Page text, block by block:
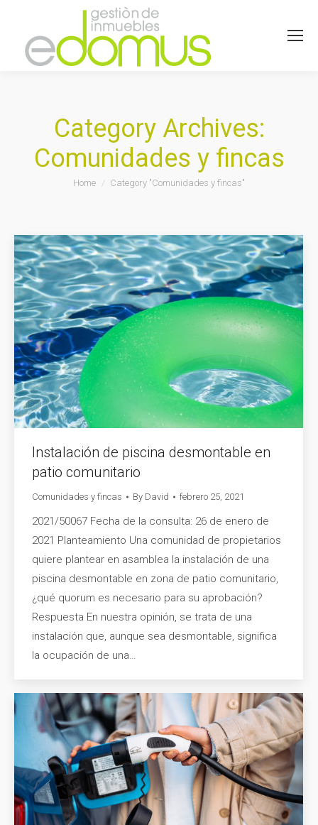
Category Archives:
Comunidades y fincas
You are here:
Home Category "Comunidades y fincas"
Instalación de piscina desmontable en
patio comunitario
Comunidades y fincas By David febrero 25, 2021
2021/50067 Fecha de la consulta: 26 de enero de
2021 Planteamiento Una comunidad de propietarios
quiere plantear en asamblea la instalación de una
piscina desmontable en zona de patio comunitario,
¿qué quorum es necesario para su aprobación?
Respuesta En nuestra opinión, se trata de una
instalación que, aunque sea desmontable, significa
la ocupación de una…